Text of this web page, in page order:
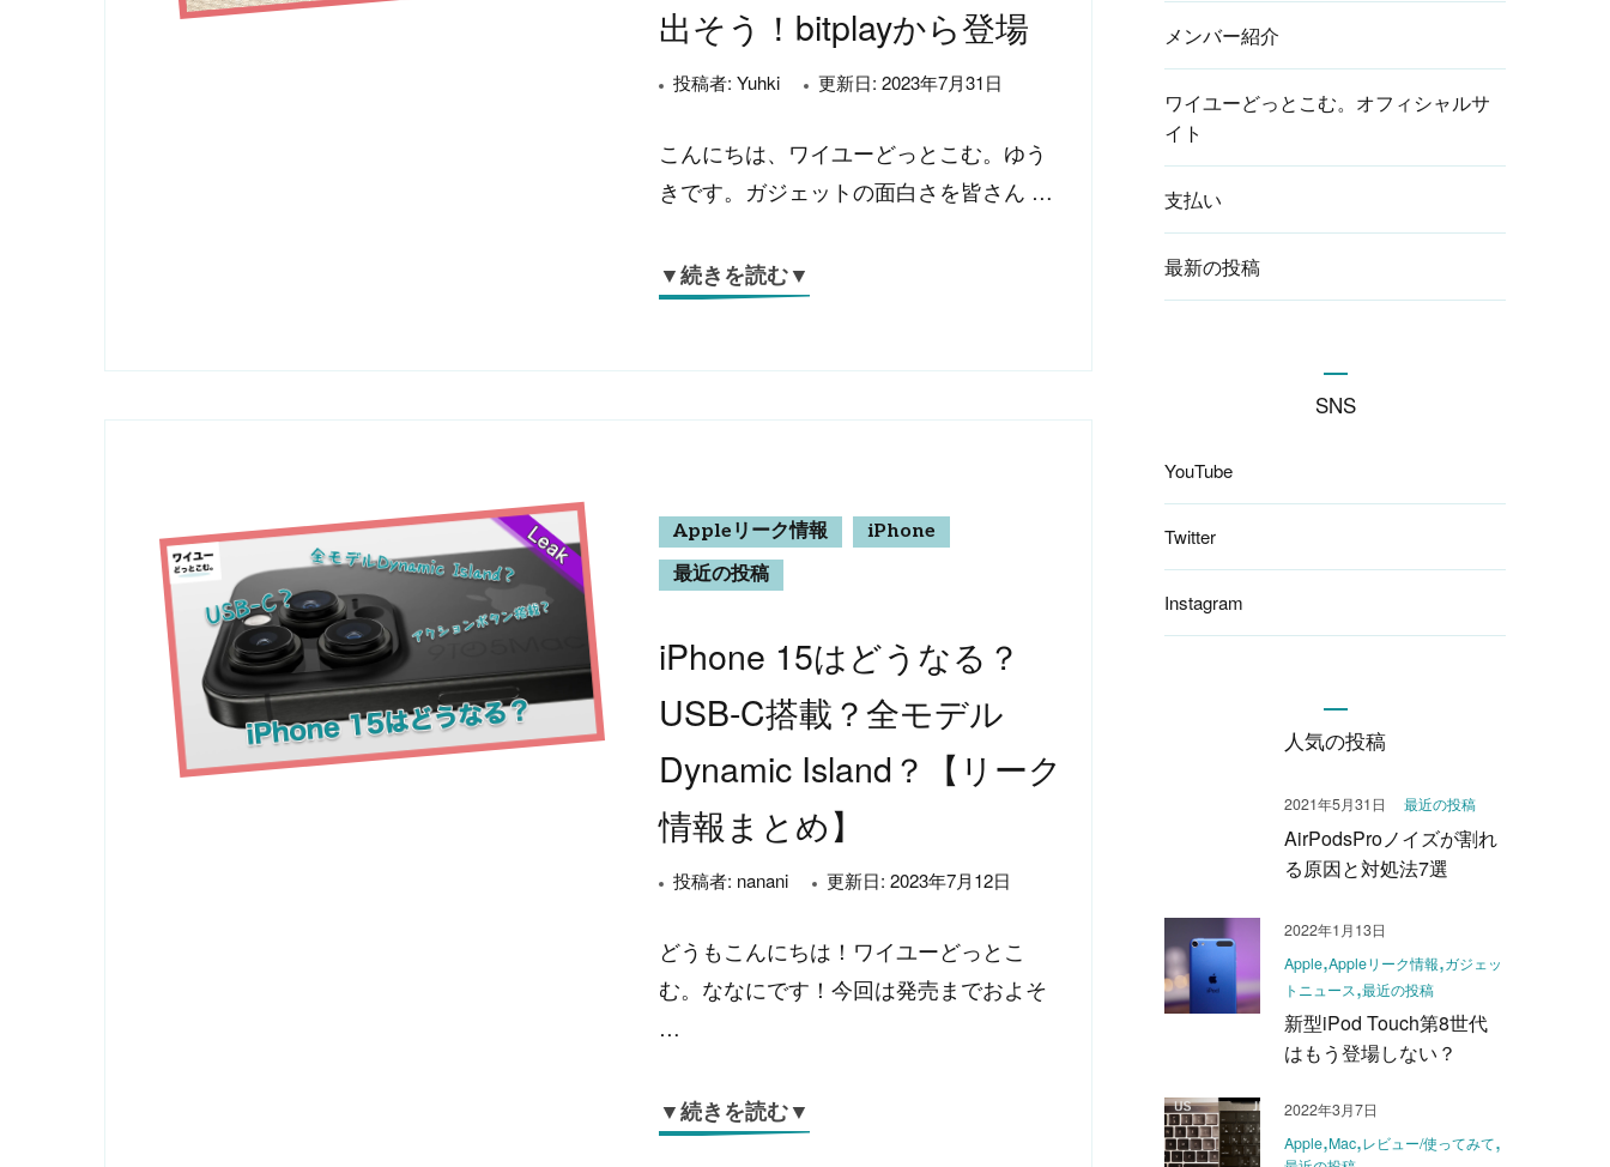
出そう！bitplayから登場
投稿者: Yuhki 更新日: 2023年7月31日
こんにちは、ワイユーどっとこむ。ゆう
きです。ガジェットの面白さを皆さん …
▼続きを読む▼
Appleリーク情報
iPhone
最近の投稿
iPhone 15はどうなる？
USB-C搭載？全モデル
Dynamic Island？【リーク
情報まとめ】
投稿者: nanani 更新日: 2023年7月12日
どうもこんにちは！ワイユーどっとこ
む。ななにです！今回は発売までおよそ
…
▼続きを読む▼
メンバー紹介
ワイユーどっとこむ。オフィシャルサ
イト
支払い
最新の投稿
SNS
YouTube
Twitter
Instagram
人気の投稿
最近の投稿
AirPodsProノイズが割れ
る原因と対処法7選
2021年5月31日
Apple Appleリーク情報 ガジェッ
トニュース 最近の投稿
新型iPod Touch第8世代
はもう登場しない？
2022年1月13日
Apple Mac レビュー/使ってみて
2022年3月7日